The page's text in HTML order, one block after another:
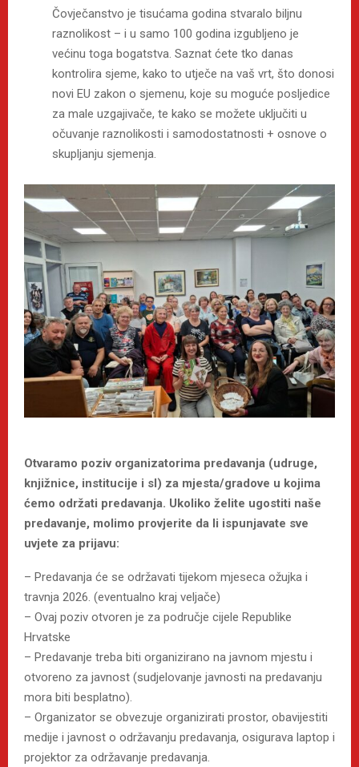
Čovječanstvo je tisućama godina stvaralo biljnu
raznolikost – i u samo 100 godina izgubljeno je
većinu toga bogatstva. Saznat ćete tko danas
kontrolira sjeme, kako to utječe na vaš vrt, što donosi
novi EU zakon o sjemenu, koje su moguće posljedice
za male uzgajivače, te kako se možete uključiti u
očuvanje raznolikosti i samodostatnosti + osnove o
skupljanju sjemenja.
Otvaramo poziv organizatorima predavanja (udruge,
knjižnice, institucije i sl) za mjesta/gradove u kojima
ćemo održati predavanja. Ukoliko želite ugostiti naše
predavanje, molimo provjerite da li ispunjavate sve
uvjete za prijavu:
– Predavanja će se održavati tijekom mjeseca ožujka i
travnja 2026. (eventualno kraj veljače)
– Ovaj poziv otvoren je za područje cijele Republike
Hrvatske
– Predavanje treba biti organizirano na javnom mjestu i
otvoreno za javnost (sudjelovanje javnosti na predavanju
mora biti besplatno).
– Organizator se obvezuje organizirati prostor, obavijestiti
medije i javnost o održavanju predavanja, osigurava laptop i
projektor za održavanje predavanja.